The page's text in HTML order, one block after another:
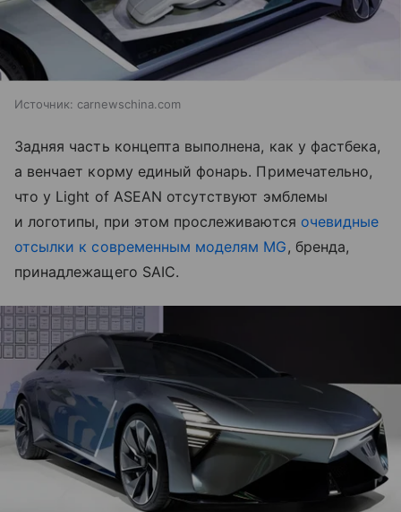
Источник: carnewschina.com
Задняя часть концепта выполнена, как у фастбека,
а венчает корму единый фонарь. Примечательно,
что у Light of ASEAN отсутствуют эмблемы
и логотипы, при этом прослеживаются очевидные
отсылки к современным моделям MG, бренда,
принадлежащего SAIC.